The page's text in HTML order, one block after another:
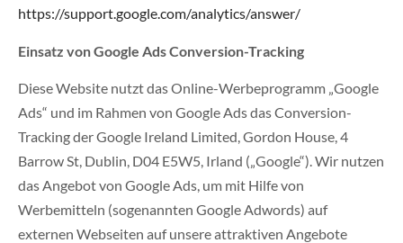
https://support.google.com/analytics/answer/
Einsatz von Google Ads Conversion-Tracking
Diese Website nutzt das Online-Werbeprogramm „Google
Ads“ und im Rahmen von Google Ads das Conversion-
Tracking der Google Ireland Limited, Gordon House, 4
Barrow St, Dublin, D04 E5W5, Irland („Google“). Wir nutzen
das Angebot von Google Ads, um mit Hilfe von
Werbemitteln (sogenannten Google Adwords) auf
externen Webseiten auf unsere attraktiven Angebote